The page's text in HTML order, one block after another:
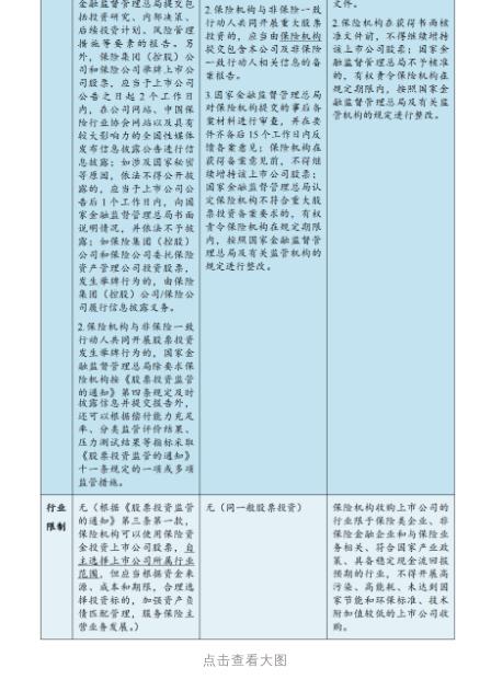
点击查看大图